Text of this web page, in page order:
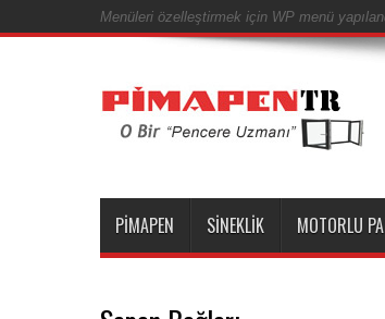
Menüleri özelleştirmek için WP menü
PIMAPEN SINEKLIK MOTORLU